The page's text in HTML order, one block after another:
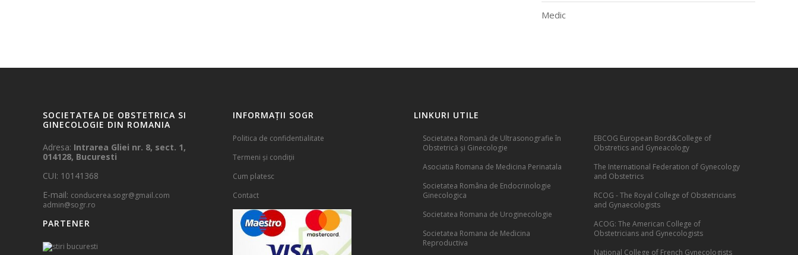
Medic
SOCIETATEA DE OBSTETRICA SI
GINECOLOGIE DIN ROMANIA
Adresa: Intrarea Gliei nr. 8, sect. 1,
014128, Bucuresti
CUI: 10141368
E-mail: conducerea.sogr@gmail.com
admin@sogr.ro
PARTENER
INFORMAȚII SOGR
Politica de confidentialitate
Termeni și condiții
Cum platesc
Contact
LINKURI UTILE
Societatea Romană de Ultrasonografie în
Obstetrică și Ginecologie
Asociatia Romana de Medicina Perinatala
Societatea Româna de Endocrinologie
Ginecologica
Societatea Romana de Uroginecologie
Societatea Romana de Medicina
Reproductiva
EBCOG European Bord&College of
Obstretics and Gyneacology
The International Federation of Gynecology
and Obstetrics
RCOG - The Royal College of Obstetricians
and Gynaecologists
ACOG: The American College of
Obstetricians and Gynecologists
National College of French Gynecologists